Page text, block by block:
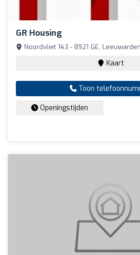
GR Housing
Noordvliet 143 - 8921 GE, Leeuwarden
Kaart
Toon
Openingstijden